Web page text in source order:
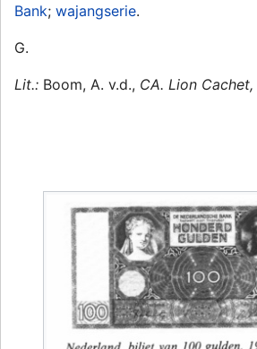
Bank; wajangserie.
G.
Lit.: Boom, A. v.d., CA. Lion Cachet,